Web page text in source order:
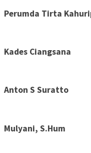
Perumda Tirta
Kades Ciangsana
Anton S Suratto
Mulyani, S.Hum